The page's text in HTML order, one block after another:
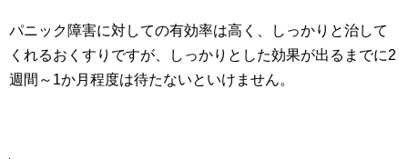
パニック障害に対しての有効率は高く、しっかりと治して
くれるおくすりですが、しっかりとした効果が出るまでに2
週間～1か月程度は待たないといけません。